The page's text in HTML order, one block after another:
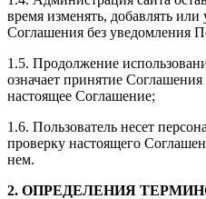
время изменять, добавлять
Соглашения без уведомления
1.5. Продолжение
означает принятие
настоящее Соглашение;
1.6. Пользователь несет
проверку настоящего
нем.
2. ОПРЕДЕЛЕНИЯ